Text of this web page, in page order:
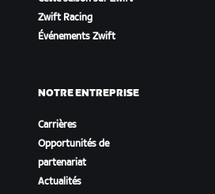
Zwift Racing
Événements Zwift
NOTRE ENTREPRISE
Carrières
Opportunités de
partenariat
Actualités